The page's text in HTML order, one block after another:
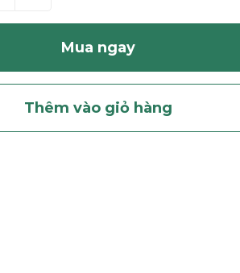
Mua ngay
Thêm vào giỏ hàng